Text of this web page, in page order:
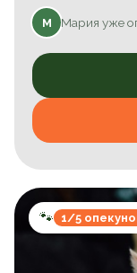
М Мария уже
🐾 1/5